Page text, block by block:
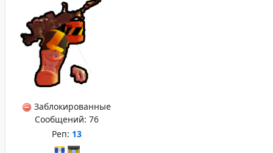
Заблокированные
Сообщений: 76
Реп: 13